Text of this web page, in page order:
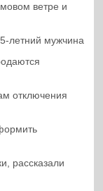
ветре и
летний мужчина
отключения
рассказали